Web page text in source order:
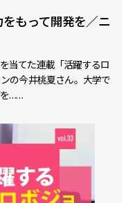
もって開発を／ニ
当てた連載「活躍するロ
の今井桃夏さん。大学で
を……